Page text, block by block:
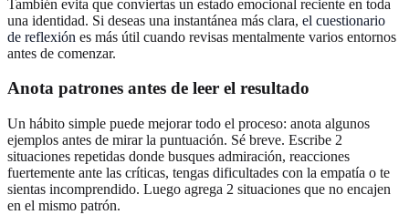
También evita que conviertas un estado emocional reciente en toda
una identidad. Si deseas una instantánea más clara, el cuestionario
de reflexión es más útil cuando revisas mentalmente varios entornos
antes de comenzar.
Anota patrones antes de leer el resultado
Un hábito simple puede mejorar todo el proceso: anota algunos
ejemplos antes de mirar la puntuación. Sé breve. Escribe 2
situaciones repetidas donde busques admiración, reacciones
fuertemente ante las críticas, tengas dificultades con la empatía o te
sientas incomprendido. Luego agrega 2 situaciones que no encajen
en el mismo patrón.